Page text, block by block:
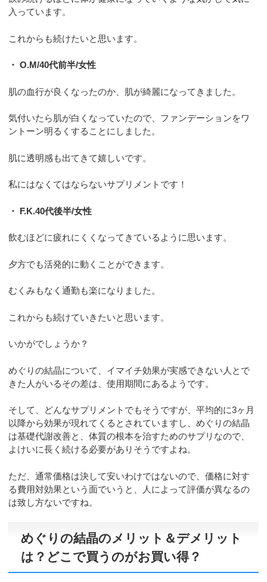
入っています。
これからも続けたいと思います。
・ O.M/40代前半/女性
肌の血行が良くなったのか、肌が綺麗になってきました。
気付いたら肌が白くなっていたので、ファンデーションをワ
ントーン明るくすることにしました。
肌に透明感も出てきて嬉しいです。
私にはなくてはならないサプリメントです！
・ F.K.40代後半/女性
飲むほどに疲れにくくなってきているように思います。
夕方でも活発的に動くことができます。
むくみもなく通勤も楽になりました。
これからも続けていきたいと思います。
いかがでしょうか？
めぐりの結晶について、イマイチ効果が実感できない人とで
きた人がいるその差は、使用期間にあるようです。
そして、どんなサプリメントでもそうですが、平均的に3ヶ月
以降から効果が現れてくるとされていますし、めぐりの結晶
は基礎代謝改善と、体質の根本を治すためのサプリなので、
よけいに長く続ける必要がありそうですよね。
ただ、通常価格は決して安いわけではないので、価格に対す
る費用対効果という面でいうと、人によって評価が異なるの
は致し方ないですね。
めぐりの結晶のメリット＆デメリット
は？どこで買うのがお買い得？